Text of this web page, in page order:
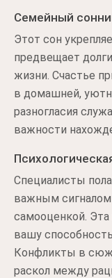
Семейный
Этот сон
предвещает
жизни. Счастье
в домашней,
разногласия
важности
Специалисты
важным сигналом
самооценкой.
вашу
Конфликты в
раскол между